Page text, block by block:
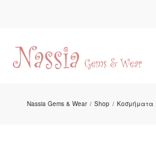
Nassia Gems & Wear / Shop / Κοσμήματα